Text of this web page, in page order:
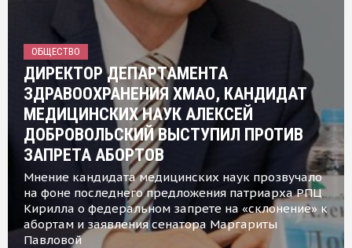
ОБЩЕСТВО
ДИРЕКТОР ДЕПАРТАМЕНТА
ЗДРАВООХРАНЕНИЯ ХМАО, КАНДИДАТ
МЕДИЦИНСКИХ НАУК АЛЕКСЕЙ
ДОБРОВОЛЬСКИЙ ВЫСТУПИЛ ПРОТИВ
ЗАПРЕТА АБОРТОВ
Мнение кандидата медицинских наук прозвучало
на фоне последнего предложения патриарха РПЦ
Кирилла о федеральном запрете на «склонение» к
абортам и заявления сенатора Маргариты
Павловой